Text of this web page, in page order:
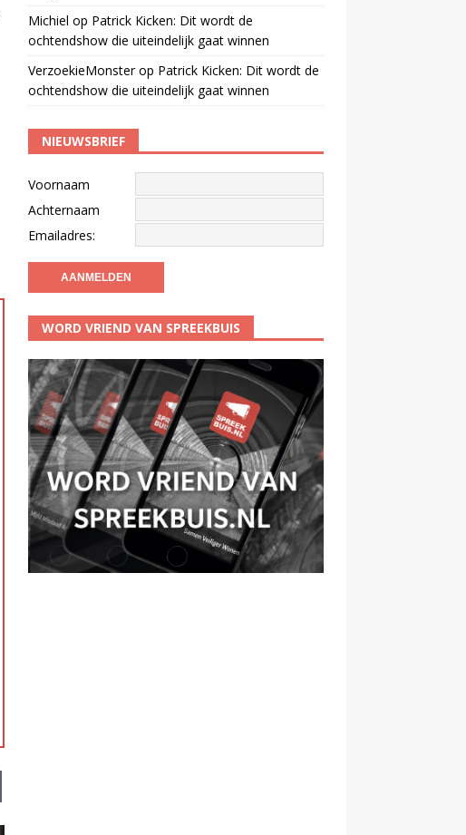
Michiel op Patrick Kicken: Dit wordt de
ochtendshow die uiteindelijk gaat winnen
VerzoekieMonsterop Patrick Kicken: Dit wordt de
ochtendshow die uiteindelijk gaat winnen
NIEUWSBRIEF
Voornaam
Achternaam
Emailadres:
WORD VRIEND VAN SPREEKBUIS